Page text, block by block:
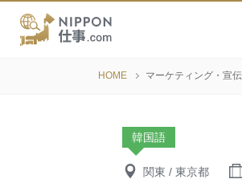
HOME マーケティング・宣
韓国語
関東 / 東京都